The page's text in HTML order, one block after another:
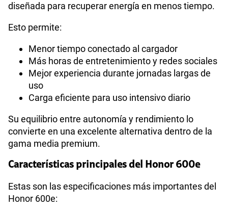
diseñada para recuperar energía en menos tiempo.
Esto permite:
Menor tiempo conectado al cargador
Más horas de entretenimiento y redes sociales
Mejor experiencia durante jornadas largas de
uso
Carga eficiente para uso intensivo diario
Su equilibrio entre autonomía y rendimiento lo
convierte en una excelente alternativa dentro de la
gama media premium.
Características principales del Honor 600e
Estas son las especificaciones más importantes del
Honor 600e: